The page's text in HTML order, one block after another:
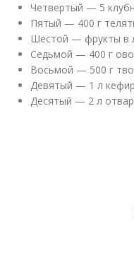
Четвертый — 5
Пятый — 400 г
Шестой — фрукты в
Седьмой — 400 г
Восьмой — 500 г
Девятый — 1 л
Десятый — 2 л